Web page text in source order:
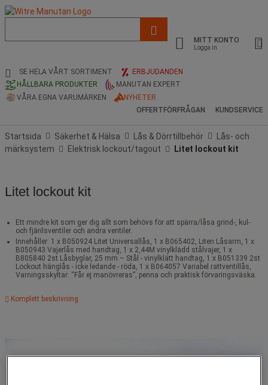
och
sökhistorik
MITT KONTO
Logga in
SE HELA VÅRT SORTIMENT
ERBJUDANDEN
HÅLLBARA PRODUKTER
MANUTAN EXPERT
VÅRA EGNA VARUMÄRKEN
NYHETER
OFFERTFÖRFRÅGAN
KUNDSERVICE
Startsida Säkerhet & Hälsa Lås & Dörrtillbehör
Lås- och
märksystem
Elektrisk lockout/tagout Litet lockout kit
Litet lockout kit
Ett mindre kit som ger dig allt som behövs för att spärra/låsa grind-, kul-
och fjärilsventiler och andra ventiler.
Innehåller: 1 x B050924 Litet Universallås, 1 x B065402, Liten Låsarm, 1 x
B050943 Vajerlås med handtag, 1 x 2,44M vinylklädd stålvajer, 1 x
B805840 2st Låsbyglar, 25 mm – Stål - vinylklätt handtag, 1 x B051339 2st
Lockout hänglås - icke ledande - röda, 1 x B064057 Variabel rattventillås,
Varningsskyltar: “Får ej manövreras”, penna och praktisk förvaringsväska.
Komplett beskrivning